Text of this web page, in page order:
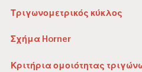
Τριγωνομετρικός κύκλος
Σχήμα Horner
Κριτήρια ομοιότητας